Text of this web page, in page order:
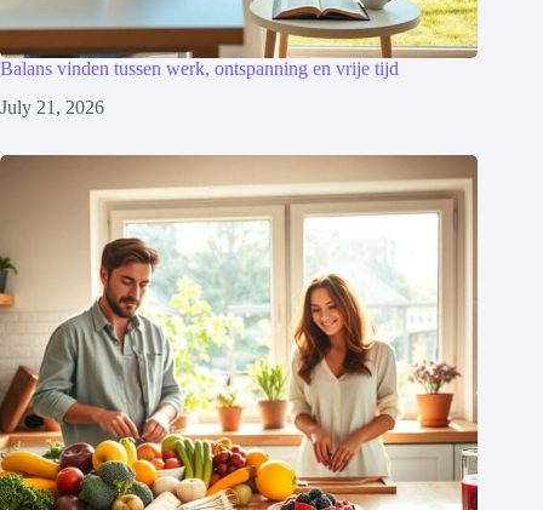
Balans vinden tussen werk, ontspanning en vrije tijd
July 21, 2026